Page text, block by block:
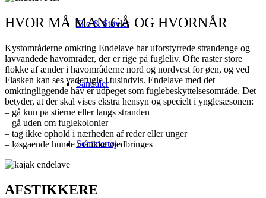
Sko & Støvler
Sandaler
Sommertøj
HVOR MÅ MAN GÅ OG HVORNÅR
Kystområderne omkring Endelave har uforstyrrede strandenge og
lavvandede havområder, der er rige på fugleliv. Ofte raster store
flokke af ænder i havområderne nord og nordvest for øen, og ved
Flasken kan ses vadefugle i tusindvis. Endelave med det
omkringliggende hav er udpeget som fuglebeskyttelsesområde. Det
betyder, at der skal vises ekstra hensyn og specielt i ynglesæsonen:
– gå kun pa stierne eller langs stranden
– gå uden om fuglekolonier
– tag ikke ophold i nærheden af reder eller unger
– løsgaende hunde må ikke medbringes
AFSTIKKERE